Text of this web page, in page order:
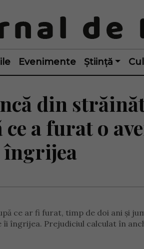
Evenimente Știință
din
a furat o
îngrijea
ce ar fi furat, timp de doi ani și
îngrijea. Prejudiciul calculat în